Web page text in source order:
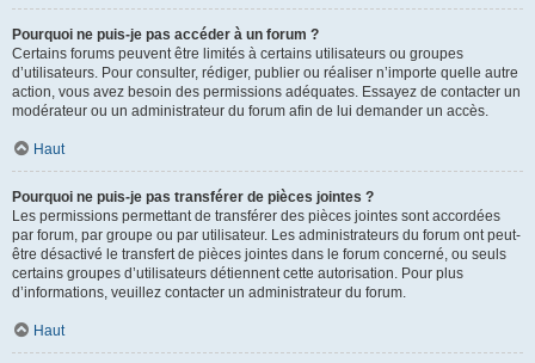
Pourquoi ne puis-je pas accéder à un forum ?
Certains forums peuvent être limités à certains utilisateurs ou groupes
d’utilisateurs. Pour consulter, rédiger, publier ou réaliser n’importe quelle autre
action, vous avez besoin des permissions adéquates. Essayez de contacter un
modérateur ou un administrateur du forum afin de lui demander un accès.
Haut
Pourquoi ne puis-je pas transférer de pièces jointes ?
Les permissions permettant de transférer des pièces jointes sont accordées
par forum, par groupe ou par utilisateur. Les administrateurs du forum ont peut-
être désactivé le transfert de pièces jointes dans le forum concerné, ou seuls
certains groupes d’utilisateurs détiennent cette autorisation. Pour plus
d’informations, veuillez contacter un administrateur du forum.
Haut